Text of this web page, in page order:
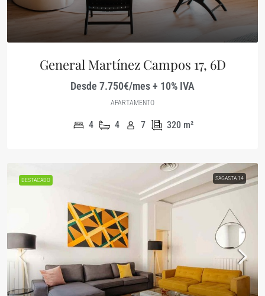
General Martínez Campos 17, 6D
Desde 7.750€/mes + 10% IVA
APARTAMENTO
4 4 7 320 m²
DESTACADO SAGASTA 14